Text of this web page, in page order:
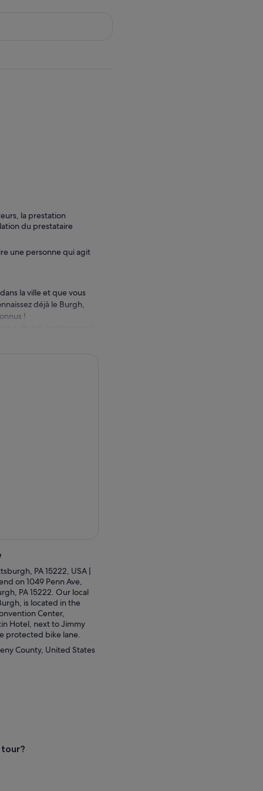
la prestation
du prestataire
une personne qui agit
la ville et que vous
déjà le Burgh,
!
PA 15222, USA |
on 1049 Penn Ave,
PA 15222. Our local
is located in the
Center,
Hotel, next to Jimmy
protected bike lane.
County, United States